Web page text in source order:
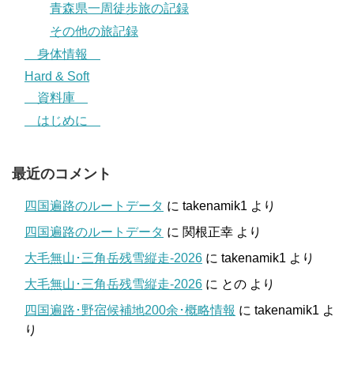
青森県一周徒歩旅の記録
その他の旅記録
身体情報
Hard & Soft
資料庫
はじめに
最近のコメント
四国遍路のルートデータ に takenamik1 より
四国遍路のルートデータ に 関根正幸 より
大毛無山･三角岳残雪縦走-2026 に takenamik1 より
大毛無山･三角岳残雪縦走-2026 に との より
四国遍路･野宿候補地200余･概略情報 に takenamik1 よ
り